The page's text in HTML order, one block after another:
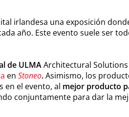
irlandesa una exposición
año. Este evento suele ser
de ULMAArchitectural
en Stoneo.Asimismo, los
el evento, al mejor producto
conjuntamente para dar la